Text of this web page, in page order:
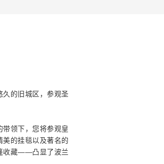
久的旧城区，参观圣
领下，您将参观皇
的挂毯以及著名的
收藏——凸显了波兰